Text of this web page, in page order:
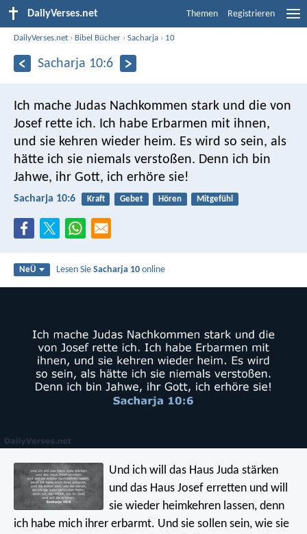
DailyVerses.net Themen Registrieren
DailyVerses.net › Bibel Bücher ›Sacharja › 10
Sacharja 10:6
Ich mache Judas Nachkommen stark und die von
Josef rette ich. Ich habe Erbarmen mit ihnen,
und sie kehren wieder heim. Es wird so sein, als
hätte ich sie niemals verstoßen. Denn ich bin
Jahwe, ihr Gott, ich erhöre sie!
Sacharja 10:6 Kraft Gebet Hören Mitgefühl
NeÜ Lesen SieSacharja 10 online
Und ich will das Haus Juda stärken
und das Haus Josef erretten und will
sie wieder heimkehren lassen, denn
ich habe mich ihrer erbarmt. Und sie sollen sein, wie sie